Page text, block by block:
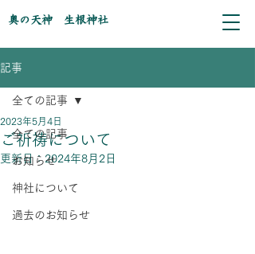
奥の天神 生根神社
記事
全ての記事
お知らせ
神社について
過去のお知らせ
全ての記事
ご祈祷について
2023年5月4日
更新日：2024年8月2日